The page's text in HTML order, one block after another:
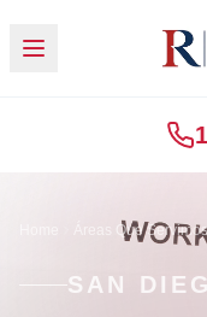
Áreas Que Servimos
SAN